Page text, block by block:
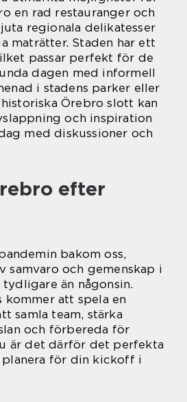
en rad restauranger och
regionala delikatesser
maträtter. Staden har ett
passar perfekt för de
dagen med informell
i stadens parker eller
Örebro slott kan
och inspiration
med diskussioner och
efter
bakom oss,
samvaro och gemenskap i
än någonsin.
att spela en
samla team, stärka
och förbereda för
är det därför det perfekta
för din kickoff i